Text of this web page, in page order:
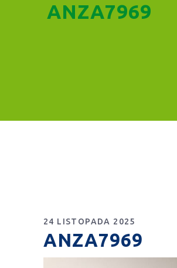
ANZA7969
24 LISTOPADA 2025
ANZA7969